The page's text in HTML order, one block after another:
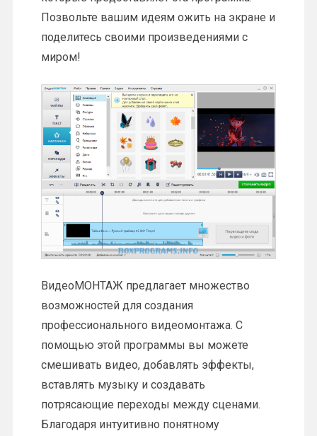
Позвольте вашим идеям ожить на экране и
поделитесь своими произведениями с
миром!
ВидеоМОНТАЖ предлагает множество
возможностей для создания
профессионального видеомонтажа. С
помощью этой программы вы можете
смешивать видео, добавлять эффекты,
вставлять музыку и создавать
потрясающие переходы между сценами.
Благодаря интуитивно понятному